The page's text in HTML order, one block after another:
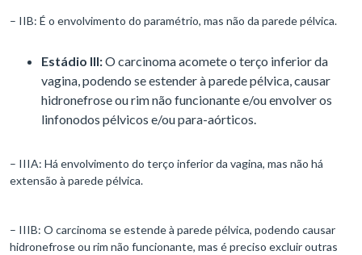
– IIB: É o envolvimento do paramétrio, mas não da parede pélvica.
Estádio III:O carcinoma acomete o terço inferior da
vagina, podendo se estender à parede pélvica, causar
hidronefrose ou rim não funcionante e/ou envolver os
linfonodos pélvicos e/ou para-aórticos.
– IIIA: Há envolvimento do terço inferior da vagina, mas não há
extensão à parede pélvica.
– IIIB: O carcinoma se estende à parede pélvica, podendo causar
hidronefrose ou rim não funcionante, mas é preciso excluir outras